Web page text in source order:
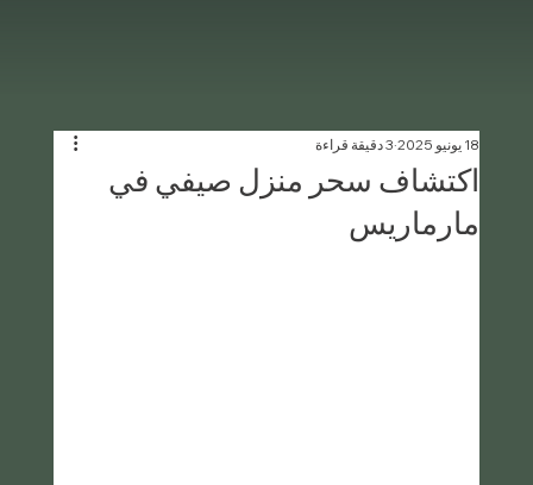
اكتشاف سحر منزل صيفي في
مارماريس
18 يونيو 2025 3 دقيقة قراءة